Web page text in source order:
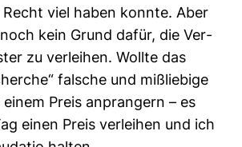
viel haben konnte. Aber
kein Grund dafür, die Ver­
zu ver­leihen. Wollte das
fal­sche und miß­lie­bige
Preis anpran­gern – es
einen Preis ver­leihen und ich